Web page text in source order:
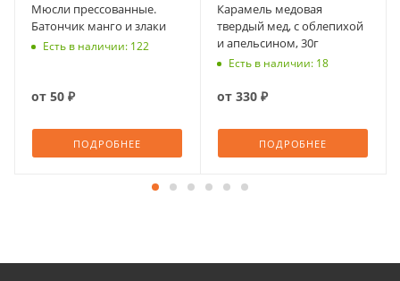
Мюсли прессованные.
Батончик манго и злаки
Есть в наличии: 122
от 50 ₽
ПОДРОБНЕЕ
Карамель медовая
твердый мед, с облепихой
и апельсином, 30г
Есть в наличии: 18
от 330 ₽
ПОДРОБНЕЕ